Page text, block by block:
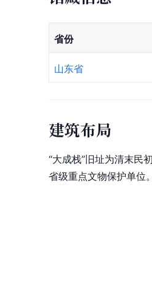
省份
山东省
建筑布局
“大成栈”旧址为清末民
省级重点文物保护单位